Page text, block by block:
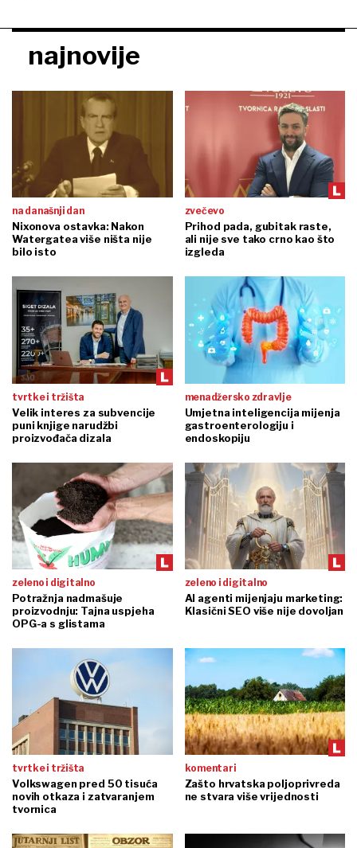
najnovije
na današnji dan
Nixonova ostavka: Nakon
Watergatea više ništa nije
bilo isto
zvečevo
Prihod pada, gubitak raste,
ali nije sve tako crno kao što
izgleda
tvrtke i tržišta
Velik interes za subvencije
puni knjige narudžbi
proizvođača dizala
menadžersko zdravlje
Umjetna inteligencija mijenja
gastroenterologiju i
endoskopiju
zeleno i digitalno
Potražnja nadmašuje
proizvodnju: Tajna uspjeha
OPG-a s glistama
zeleno i digitalno
AI agenti mijenjaju marketing:
Klasični SEO više nije dovoljan
tvrtke i tržišta
Volkswagen pred 50 tisuća
novih otkaza i zatvaranjem
tvornica
komentari
Zašto hrvatska poljoprivreda
ne stvara više vrijednosti